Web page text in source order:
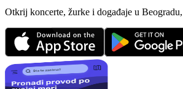
Otkrij koncerte, žurke i događaje u